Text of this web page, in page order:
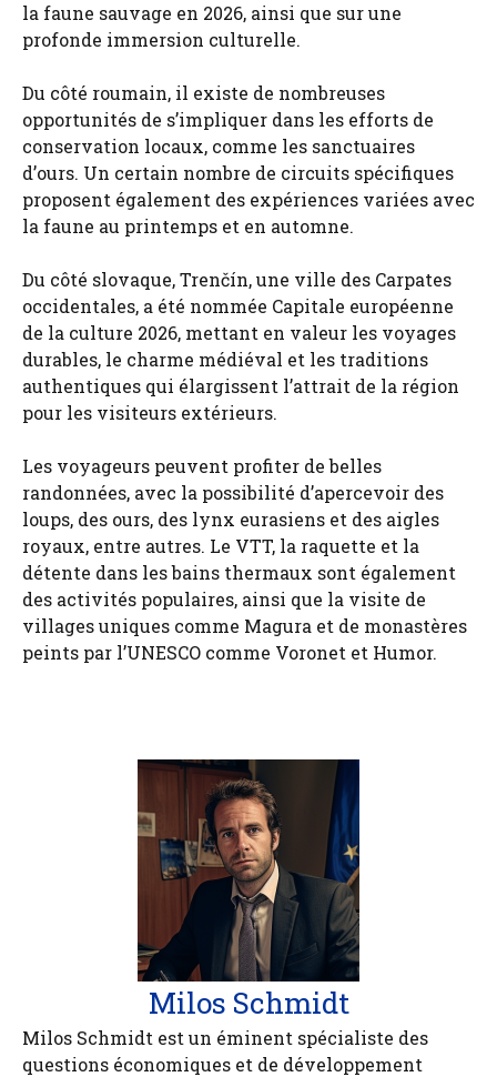
la faune sauvage en 2026, ainsi que sur une
profonde immersion culturelle.
Du côté roumain, il existe de nombreuses
opportunités de s’impliquer dans les efforts de
conservation locaux, comme les sanctuaires
d’ours. Un certain nombre de circuits spécifiques
proposent également des expériences variées avec
la faune au printemps et en automne.
Du côté slovaque, Trenčín, une ville des Carpates
occidentales, a été nommée Capitale européenne
de la culture 2026, mettant en valeur les voyages
durables, le charme médiéval et les traditions
authentiques qui élargissent l’attrait de la région
pour les visiteurs extérieurs.
Les voyageurs peuvent profiter de belles
randonnées, avec la possibilité d’apercevoir des
loups, des ours, des lynx eurasiens et des aigles
royaux, entre autres. Le VTT, la raquette et la
détente dans les bains thermaux sont également
des activités populaires, ainsi que la visite de
villages uniques comme Magura et de monastères
peints par l’UNESCO comme Voronet et Humor.
Milos Schmidt
Milos Schmidt est un éminent spécialiste des
questions économiques et de développement